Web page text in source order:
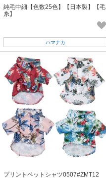
純毛中細【色数25色】【日本製】【毛
糸】
ハマナカ
プリントペットシャツ0507#ZMT12